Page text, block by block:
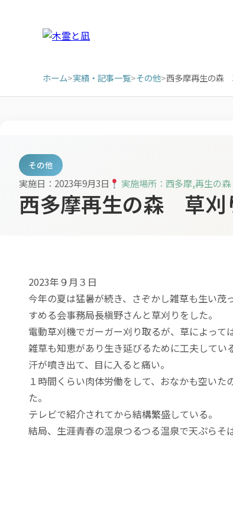
ホーム>実績・記事一覧>その他>西多摩再生の森
その他
実施日：2023年9月3日 実施場所：西多摩,再生の森
西多摩再生の森 草刈
2023年９月３日
今年の夏は猛暑が続き、さぞかし雑草も生い
すめる会事務局長槇野さんと草刈りをした。
電動草刈機でガーガー刈り取るが、草によって
雑草も知恵があり生き延びるために工夫してい
汗が噴き出て、目に入ると痛い。
１時間くらい肉体労働をして、おなかも空い
た。
テレビで紹介されてから結構繁盛している。
結局、生涯青春の温泉つるつる温泉で天ぷらそ